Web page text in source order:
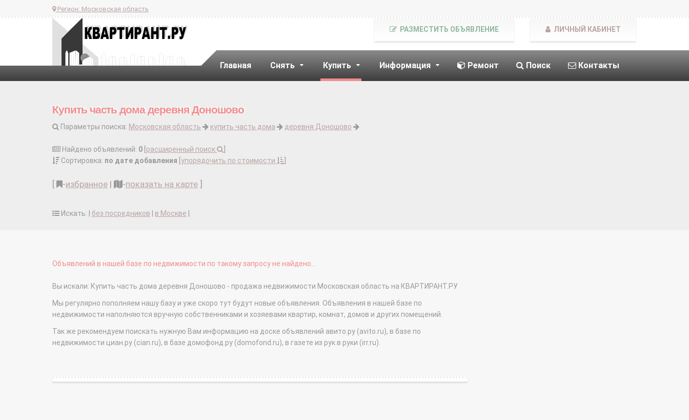
Регион: Московская область
Главная Снять Купить Информация Ремонт Поиск Контакты
РАЗМЕСТИТЬ ОБЪЯВЛЕНИЕ ЛИЧНЫЙ КАБИНЕТ
Купить часть дома деревня Доношово
Параметры поиска: Московская область купить часть дома деревня Доношово
Найдено объявлений: 0 расширенный поиск
Сортировка: по дате добавления упорядочить по стоимости
-избранное | -показать на карте
Искать: | без посредников в Москве
Объявлений в нашей базе по недвижимости по такому запросу не найдено...
Вы искали: Купить часть дома деревня Доношово - продажа недвижимости Московская область на КВАРТИРАНТ.РУ
Мы регулярно пополняем нашу базу и уже скоро тут будут новые объявления. Объявления в нашей базе по
недвижимости наполняются вручную собственниками и хозяевами квартир, комнат, домов и других помещений.
Так же рекомендуем поискать нужную Вам информацию на доске объявлений авито.ру (avito.ru), в базе по
недвижимости циан.ру (cian.ru), в базе домофонд.ру (domofond.ru), в газете из рук в руки (irr.ru).